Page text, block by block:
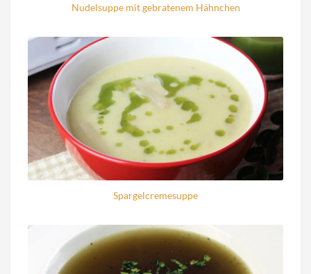
Nudelsuppe mit gebratenem Hähnchen
Spargelcremesuppe